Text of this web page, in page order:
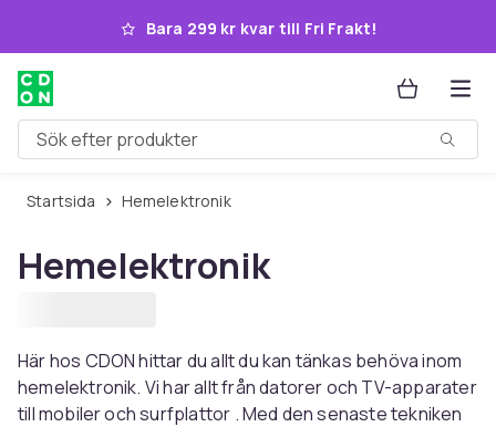
Hoppa till huvudinnehållet
Bara 299 kr kvar till Fri Frakt!
Sök efter produkter
Startsida Hemelektronik
Hemelektronik
Här hos CDON hittar du allt du kan tänkas behöva inom
hemelektronik. Vi har allt från datorer och TV-apparater
till mobiler och surfplattor . Med den senaste tekniken